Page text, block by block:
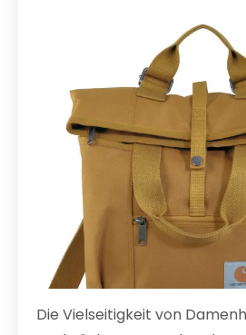
Die Vielseitigkeit von